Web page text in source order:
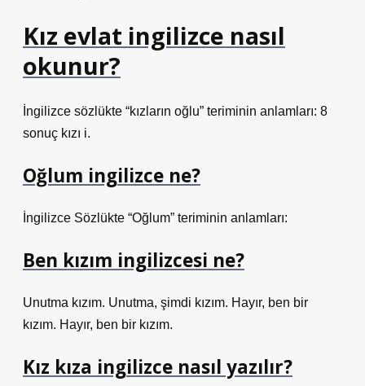
Kız evlat ingilizce nasıl
okunur?
İngilizce sözlükte “kızların oğlu” teriminin anlamları: 8
sonuç kızı i.
Oğlum ingilizce ne?
İngilizce Sözlükte “Oğlum” teriminin anlamları:
Ben kızım ingilizcesi ne?
Unutma kızım. Unutma, şimdi kızım. Hayır, ben bir
kızım. Hayır, ben bir kızım.
Kız kıza ingilizce nasıl yazılır?